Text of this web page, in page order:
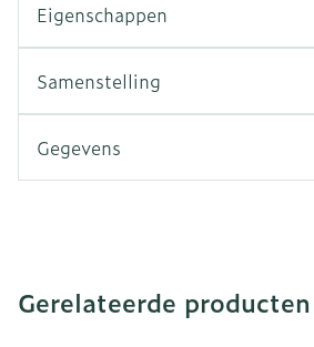
Eigenschappen
Samenstelling
Gegevens
Gerelateerde producten